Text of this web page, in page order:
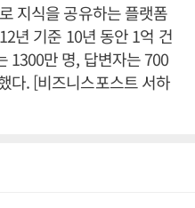
지식을 공유하는 플랫폼
년 기준 10년 동안 1억 건
1300만 명, 답변자는 700
다. [비즈니스포스트 서하